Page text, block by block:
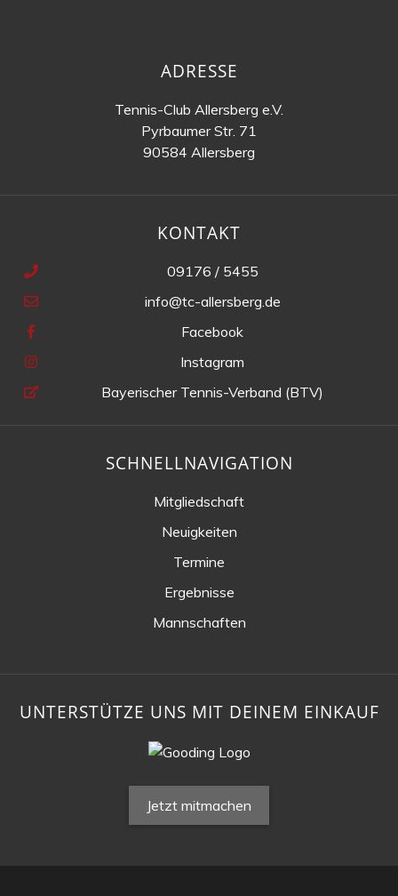
ADRESSE
Tennis-Club Allersberg e.V.
Pyrbaumer Str. 71
90584 Allersberg
KONTAKT
09176 / 5455
info@tc-allersberg.de
Facebook
Instagram
Bayerischer Tennis-Verband (BTV)
SCHNELLNAVIGATION
Mitgliedschaft
Neuigkeiten
Termine
Ergebnisse
Mannschaften
UNTERSTÜTZE UNS MIT DEINEM EINKAUF
Jetzt mitmachen